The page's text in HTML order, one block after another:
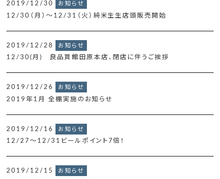
2019/12/30 お知らせ
12/30（月）～12/31（火）純米生生店頭販売開始
2019/12/28 お知らせ
12/30(月) 良品買館田原本店、閉店に伴うご挨拶
2019/12/26 お知らせ
2019年1月 全棚実施のお知らせ
2019/12/16 お知らせ
12/27～12/31ビールポイント7倍！
2019/12/15 お知らせ